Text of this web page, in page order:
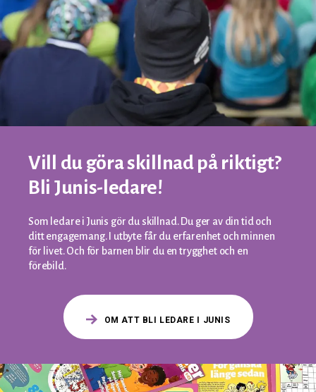
Vill du göra skillnad på riktigt?
Bli Junis-ledare!
Som ledare i Junis gör du skillnad. Du ger av din tid och
ditt engagemang. I utbyte får du erfarenhet och minnen
för livet. Och för barnen blir du en trygghet och en
förebild.
OM ATT BLI LEDARE I JUNIS